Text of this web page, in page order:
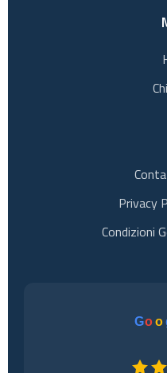
Privacy
Condizioni
Goo